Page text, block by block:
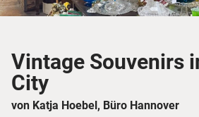
Vintage Souvenirs
City
von Katja Hoebel, Büro Hannover